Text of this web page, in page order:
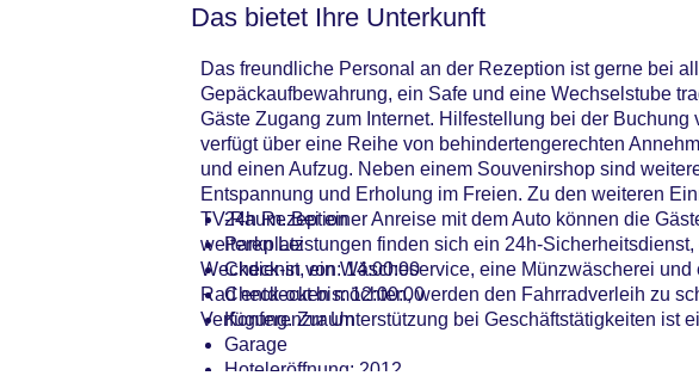
Das bietet Ihre Unterkunft
Das freundliche Personal an der Rezeption ist gerne bei
Gepäckaufbewahrung, ein Safe und eine Wechselstube
Gäste Zugang zum Internet. Hilfestellung bei der
verfügt über eine Reihe von behindertengerechten
und einen Aufzug. Neben einem Souvenirshop sind
Entspannung und Erholung im Freien. Zu den weiteren
TV-Raum. Bei einer Anreise mit dem Auto können die
weiteren Leistungen finden sich ein 24h-
Weckdienst, ein Wäscheservice, eine Münzwäscherei
Rad entdecken möchten, werden den Fahrradverleih zu
Verfügung. Zur Unterstützung bei Geschäftstätigkeiten ist
24h Rezeption
Parkplatz
Check-in von: 14:00:00
Check-out bis: 12:00:00
Konferenzraum
Garage
Hoteleröffnung: 2012